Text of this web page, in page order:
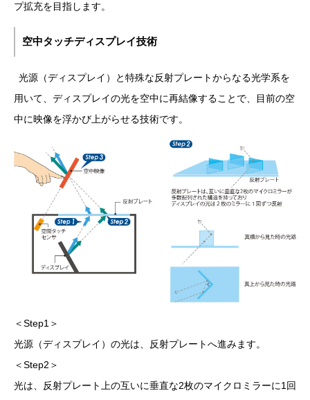
プ拡充を目指します。
空中タッチディスプレイ技術
光源（ディスプレイ）と特殊な反射プレートからなる光学系を
用いて、ディスプレイの光を空中に再結像することで、目前の空
中に映像を浮かび上がらせる技術です。
＜Step1＞
光源（ディスプレイ）の光は、反射プレートへ進みます。
＜Step2＞
光は、反射プレート上の互いに垂直な2枚のマイクロミラーに1回